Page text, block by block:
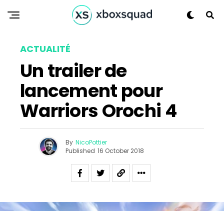
ACTUALITÉ
Un trailer de
lancement pour
Warriors Orochi 4
By NicoPottier
Published 16 October 2018
Pinterest
Whatsapp